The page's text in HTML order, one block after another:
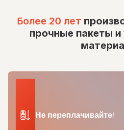
Более 20 лет
прочные пакеты
Не переплачивайте!